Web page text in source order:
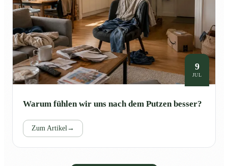
9
JUL
Warum fühlen wir uns nach dem Putzen besser?
Zum Artikel →